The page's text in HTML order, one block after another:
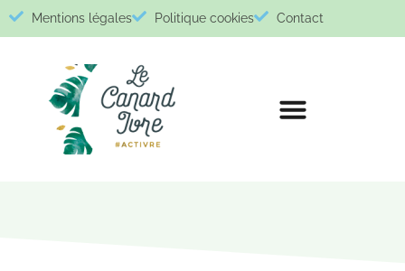
Mentions légales Politique cookies Contact